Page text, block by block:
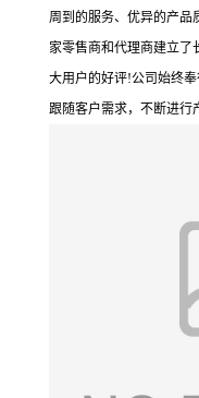
周到的服务、优异的产品
家零售商和代理商建立了
大用户的好评!公司始终
跟随客户需求，不断进行